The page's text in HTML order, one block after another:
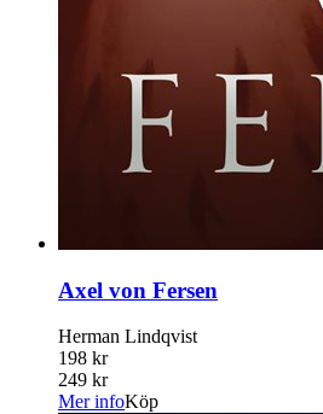
Axel von Fersen
Herman Lindqvist
198 kr
249 kr
Mer infoKöp